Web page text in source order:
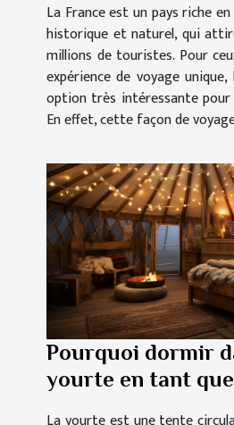
La France est un pays riche
historique et naturel, qui
millions de touristes. Pour
expérience de voyage
option très intéressante pour
En effet, cette façon de
Pourquoi dormir
yourte en tant